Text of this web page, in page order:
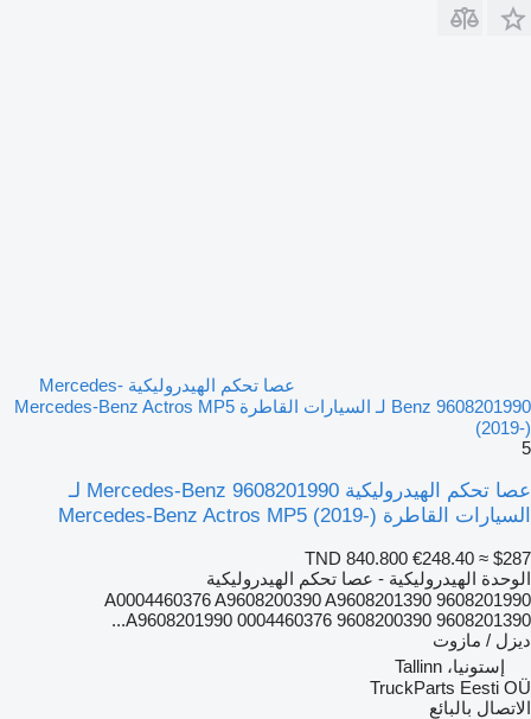
عصا تحكم الهيدروليكية Mercedes-
Benz 9608201990 لـ السيارات القاطرة Mercedes-Benz Actros MP5
(2019-)
5
عصا تحكم الهيدروليكية Mercedes-Benz 9608201990 لـ
السيارات القاطرة Mercedes-Benz Actros MP5 (2019-)
TND 840.800 €248.40 ≈ $287
الوحدة الهيدروليكية - عصا تحكم الهيدروليكية
9608201990 A0004460376 A9608200390 A9608201390
A9608201990 0004460376 9608200390 9608201390...
ديزل / مازوت
إستونيا، Tallinn
TruckParts Eesti OÜ
الاتصال بالبائع